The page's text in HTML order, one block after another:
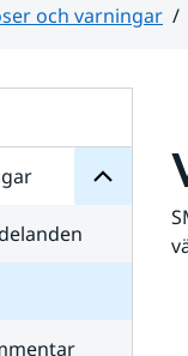
och varningar
för
varningar